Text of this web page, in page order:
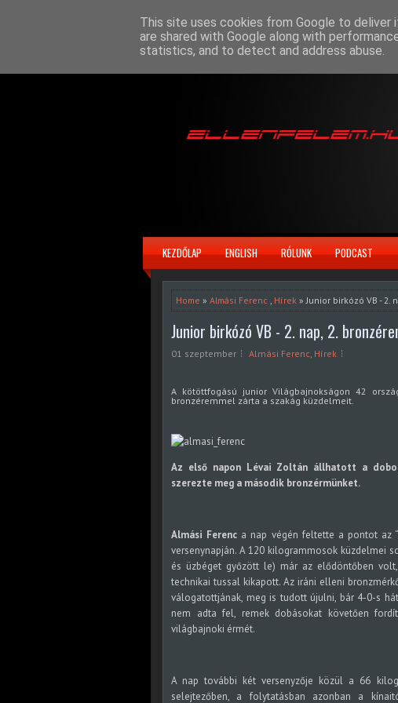
KEZDŐLAP ENGLISH RÓLUNK PODCAST
Home » Almási Ferenc , Hírek » Junior birkózó VB - 2.
Junior birkózó VB - 2. nap, 2.
01 szeptember Almási Ferenc, Hírek
A kötöttfogású junior Világbajnokságon 42
bronzéremmel zárta a szakág küzdelmeit.
Az első napon Lévai Zoltán állhatott a
szerezte meg a második bronzérmünket.
Almási Ferenc a nap végén feltette a pontot az
versenynapján. A 120 kilogrammosok küzdelmei
és üzbéget győzött le) már az elődöntőben
technikai tussal kikapott. Az iráni elleni
válogatottjának, meg is tudott újulni, bár 4-0-s
nem adta fel, remek dobásokat követően
világbajnoki érmét.
A nap további két versenyzője közül a 66
selejtezőben, a folytatásban azonban a
This site uses cookies from Google to deliver
are shared with Google along with
statistics, and to detect and address abuse.